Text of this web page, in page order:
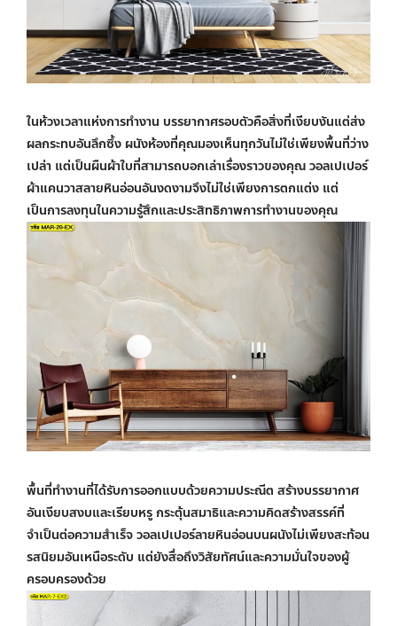
ในห้วงเวลาแห่งการทำงาน บรรยากาศรอบตัวคือสิ่งที่เงียบงันแต่ส่ง
ผลกระทบอันลึกซึ้ง ผนังห้องที่คุณมองเห็นทุกวันไม่ใช่เพียงพื้นที่ว่าง
เปล่า แต่เป็นผืนผ้าใบที่สามารถบอกเล่าเรื่องราวของคุณวอลเปเปอร์
ผ้าแคนวาสลายหินอ่อนอันงดงามจึงไม่ใช่เพียงการตกแต่ง แต่
เป็นการลงทุนในความรู้สึกและประสิทธิภาพการทำงานของคุณ
พื้นที่ทำงานที่ได้รับการออกแบบด้วยความประณีต สร้างบรรยากาศ
อันเงียบสงบและเรียบหรู กระตุ้นสมาธิและความคิดสร้างสรรค์ที่
จำเป็นต่อความสำเร็จวอลเปเปอร์ลายหินอ่อนบนผนังไม่เพียงสะท้อน
รสนิยมอันเหนือระดับ แต่ยังสื่อถึงวิสัยทัศน์และความมั่นใจของผู้
ครอบครองด้วย